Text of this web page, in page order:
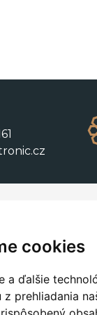
cookies
a ďalšie
prehliadania